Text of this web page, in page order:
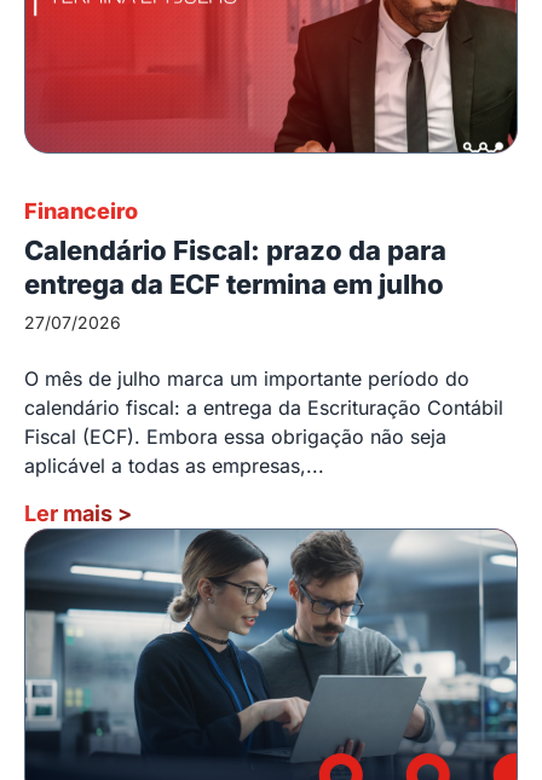
Financeiro
Calendário Fiscal: prazo da para
entrega da ECF termina em julho
27/07/2026
O mês de julho marca um importante período do
calendário fiscal: a entrega da Escrituração Contábil
Fiscal (ECF). Embora essa obrigação não seja
aplicável a todas as empresas,...
Ler mais >